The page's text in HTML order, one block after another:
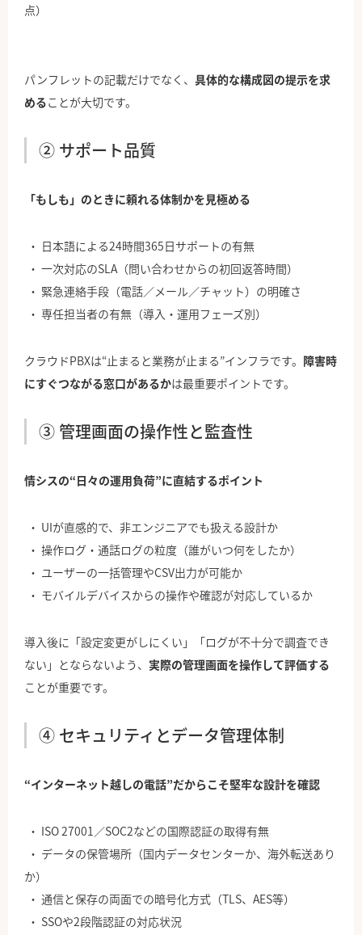
点）
パンフレットの記載だけでなく、 具体的な構成図の提示を求
めることが大切です。
② サポート品質
「もしも」のときに頼れる体制かを見極める
日本語による24時間365日サポートの有無
一次対応のSLA（問い合わせからの初回返答時間）
緊急連絡手段（電話／メール／チャット）の明確さ
専任担当者の有無（導入・運用フェーズ別）
クラウドPBXは“止まると業務が止まる”インフラです。 障害時
にすぐつながる窓口があるかは最重要ポイントです。
③ 管理画面の操作性と監査性
情シスの“日々の運用負荷”に直結するポイント
UIが直感的で、非エンジニアでも扱える設計か
操作ログ・通話ログの粒度（誰がいつ何をしたか）
ユーザーの一括管理やCSV出力が可能か
モバイルデバイスからの操作や確認が対応しているか
導入後に「設定変更がしにくい」「ログが不十分で調査でき
ない」とならないよう、 実際の管理画面を操作して評価する
ことが重要です。
④ セキュリティとデータ管理体制
“インターネット越しの電話”だからこそ堅牢な設計を確認
ISO 27001／SOC2などの国際認証の取得有無
データの保管場所（国内データセンターか、海外転送あり
か）
通信と保存の両面での暗号化方式（TLS、AES等）
SSOや2段階認証の対応状況